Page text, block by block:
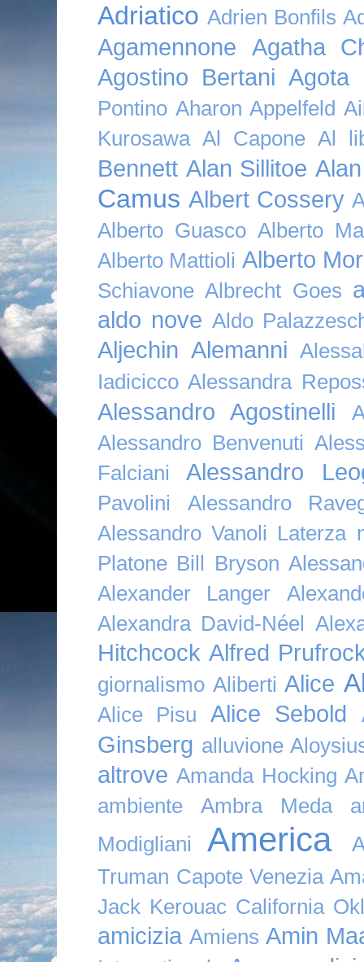
Adriatico Adrien Bonfils
Agamennone
Agatha
Agostino Bertani Agota
Pontino Aharon Appelfeld
Kurosawa Al Capone Al
Bennett Alan Sillitoe
Camus Albert Cossery
Alberto Guasco Alberto
Alberto Mattioli Alberto
Schiavone Albrecht Goes
aldo nove Aldo
Aljechin Alemanni
Iadicicco Alessandra
Alessandro Agostinelli
Alessandro Benvenuti
Falciani
Alessandro
Pavolini
Alessandro
Alessandro Vanoli Laterza
Platone Bill Bryson
Alexander Langer
Alexandra David-Néel
Hitchcock Alfred
giornalismo Aliberti Alice
Alice Pisu Alice Sebold
Ginsberg alluvione
altrove Amanda Hocking
ambiente
Ambra Meda
Modigliani
America
Truman Capote Venezia
Jack Kerouac California
amicizia Amiens Amin